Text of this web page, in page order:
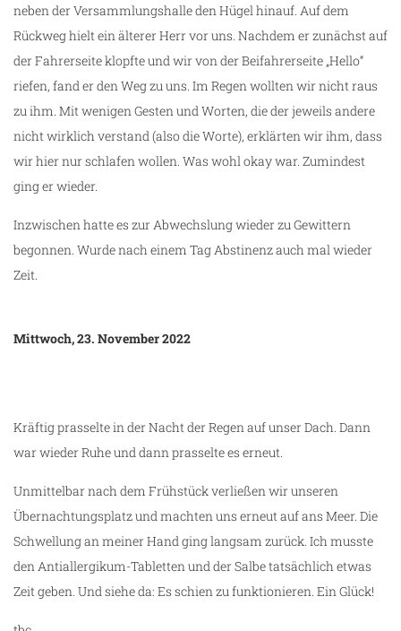
neben der Versammlungshalle den Hügel hinauf. Auf dem
Rückweg hielt ein älterer Herr vor uns. Nachdem er zunächst auf
der Fahrerseite klopfte und wir von der Beifahrerseite „Hello“
riefen, fand er den Weg zu uns. Im Regen wollten wir nicht raus
zu ihm. Mit wenigen Gesten und Worten, die der jeweils andere
nicht wirklich verstand (also die Worte), erklärten wir ihm, dass
wir hier nur schlafen wollen. Was wohl okay war. Zumindest
ging er wieder.
Inzwischen hatte es zur Abwechslung wieder zu Gewittern
begonnen. Wurde nach einem Tag Abstinenz auch mal wieder
Zeit.
Mittwoch, 23. November 2022
Kräftig prasselte in der Nacht der Regen auf unser Dach. Dann
war wieder Ruhe und dann prasselte es erneut.
Unmittelbar nach dem Frühstück verließen wir unseren
Übernachtungsplatz und machten uns erneut auf ans Meer. Die
Schwellung an meiner Hand ging langsam zurück. Ich musste
den Antiallergikum-Tabletten und der Salbe tatsächlich etwas
Zeit geben. Und siehe da: Es schien zu funktionieren. Ein Glück!